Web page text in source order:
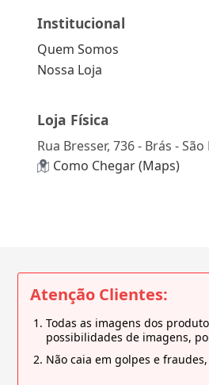
Institucional
Quem Somos
Nossa Loja
Loja Física
Rua Bresser, 736 - Brás -
Como Chegar (Maps)
Atenção Clientes:
Todas as imagens dos
possibilidades de imagens,
Não caia em golpes e